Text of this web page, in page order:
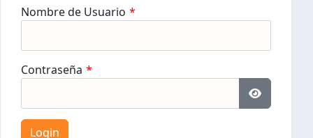
Nombre de Usuario *
Contraseña *
Mostrar